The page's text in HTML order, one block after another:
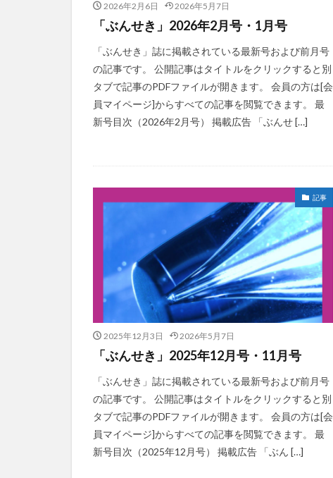
2026年2月6日 2026年5月7日
「ぶんせき」2026年2月号・1月号
「ぶんせき」誌に掲載されている最新号および前月号
の記事です。 公開記事はタイトルをクリックすると別
タブで記事のPDFファイルが開きます。 会員の方は[会
員マイページ]からすべての記事を閲覧できます。 最
新号目次（2026年2月号） 掲載広告 「ぶんせ […]
記事
2025年12月3日 2026年5月7日
「ぶんせき」2025年12月号・11月号
「ぶんせき」誌に掲載されている最新号および前月号
の記事です。 公開記事はタイトルをクリックすると別
タブで記事のPDFファイルが開きます。 会員の方は[会
員マイページ]からすべての記事を閲覧できます。 最
新号目次（2025年12月号） 掲載広告 「ぶん […]